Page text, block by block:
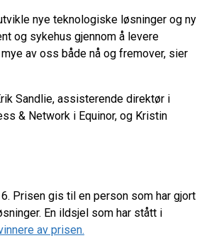
nye teknologiske løsninger og ny
og sykehus gjennom å levere
av oss både nå og fremover, sier
Sandlie, assisterende direktør i
& Network i Equinor, og Kristin
Prisen gis til en person som har gjort
En ildsjel som har stått i
av prisen.